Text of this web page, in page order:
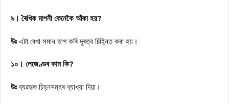
৯। ৰৈখিক মাপনী কেনেকৈ আঁকা হয়?
উঃ এটা ৰেখা সমান ভাগ কৰি দূৰত্ব চিহ্নিত কৰা হয়।
১০। লেজেণ্ডৰ কাম কি?
উঃব্যৱহৃত চিহ্নসমূহৰ ব্যাখ্যা দিয়া।